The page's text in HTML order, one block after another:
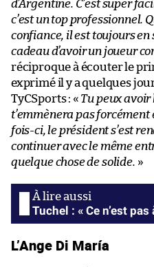
d’Argentine. C’est super
c’est un top professionnel.
confiance, il est toujours en
cadeau d’avoir un joueur
réciproque à écouter le
exprimé il y a quelques
TyCSports : « Tu peux avoir
t’emmènera pas forcément
fois-ci, le président s’est
continuer avec le même
quelque chose de solide. »
Tuchel : « Ce n’est
L’Ange Di María